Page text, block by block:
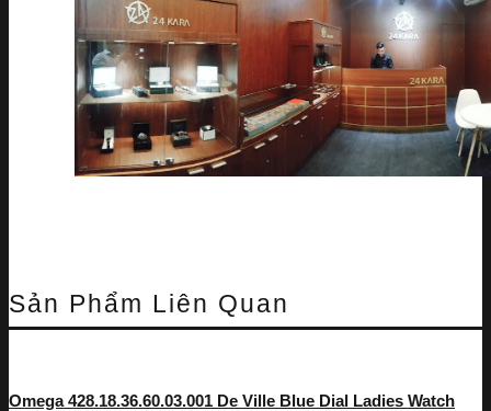
Sản Phẩm Liên Quan
Omega 428.18.36.60.03.001 De Ville Blue Dial Ladies Watch